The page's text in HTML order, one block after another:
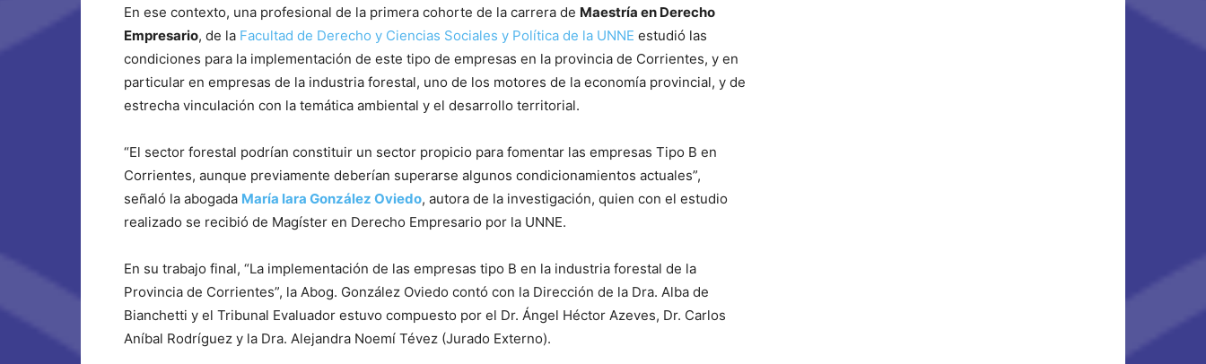
En ese contexto, una profesional de la primera cohorte de la carrera de Maestría en Derecho
Empresario, de la Facultad de Derecho y Ciencias Sociales y Política de la UNNE estudió las
condiciones para la implementación de este tipo de empresas en la provincia de Corrientes, y en
particular en empresas de la industria forestal, uno de los motores de la economía provincial, y de
estrecha vinculación con la temática ambiental y el desarrollo territorial.
“El sector forestal podrían constituir un sector propicio para fomentar las empresas Tipo B en
Corrientes, aunque previamente deberían superarse algunos condicionamientos actuales”,
señaló la abogada María Iara González Oviedo, autora de la investigación, quien con el estudio
realizado se recibió de Magíster en Derecho Empresario por la UNNE.
En su trabajo final, “La implementación de las empresas tipo B en la industria forestal de la
Provincia de Corrientes”, la Abog. González Oviedo contó con la Dirección de la Dra. Alba de
Bianchetti y el Tribunal Evaluador estuvo compuesto por el Dr. Ángel Héctor Azeves, Dr. Carlos
Aníbal Rodríguez y la Dra. Alejandra Noemí Tévez (Jurado Externo).